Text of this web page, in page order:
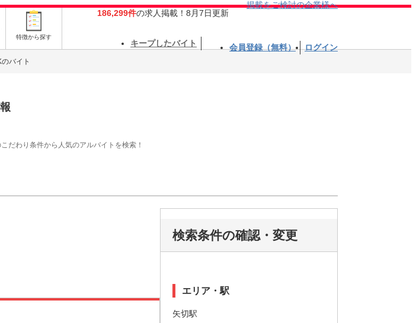
特徴から探す
186,299件の求人掲載！8月7日更新
掲載をご検討の企業様へ
キープしたバイト 会員登録（無料） ログイン
バイト
だわり条件から人気のアルバイトを検索！
検索条件の確認・変更
エリア・駅
矢切駅